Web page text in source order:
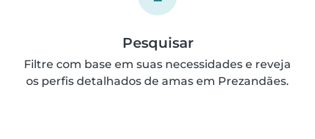
Pesquisar
Filtre com base em suas necessidades e reveja
os perfis detalhados de amas em Prezandães.